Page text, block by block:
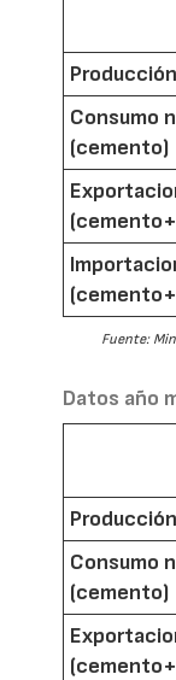
Consumo
(cemento)
Fuente:
Datos año
Consumo
(cemento)